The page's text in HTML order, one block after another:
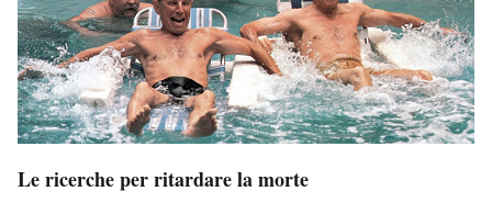
Le ricerche per ritardare la morte